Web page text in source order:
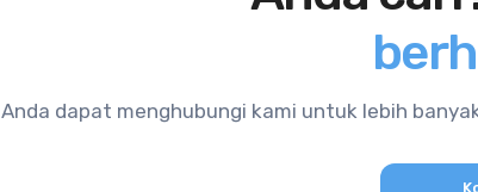
Anda dapat menghubungi kami untuk lebih